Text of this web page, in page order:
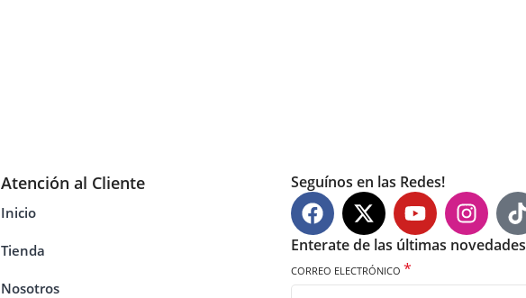
Atención al Cliente
Inicio
Tienda
Nosotros
Seguínos en las Redes!
Enterate de las últimas novedades
CORREO ELECTRÓNICO *